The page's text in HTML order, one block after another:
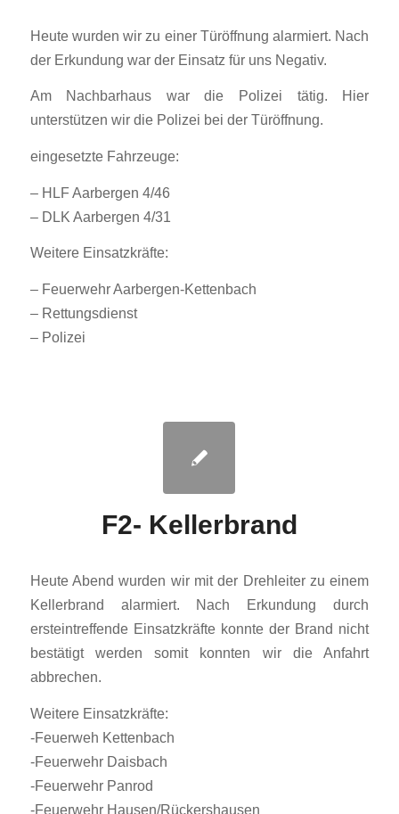
Heute wurden wir zu einer Türöffnung alarmiert. Nach
der Erkundung war der Einsatz für uns Negativ.
Am Nachbarhaus war die Polizei tätig. Hier
unterstützen wir die Polizei bei der Türöffnung.
eingesetzte Fahrzeuge:
– HLF Aarbergen 4/46
– DLK Aarbergen 4/31
Weitere Einsatzkräfte:
– Feuerwehr Aarbergen-Kettenbach
– Rettungsdienst
– Polizei
F2- Kellerbrand
Heute Abend wurden wir mit der Drehleiter zu einem
Kellerbrand alarmiert. Nach Erkundung durch
ersteintreffende Einsatzkräfte konnte der Brand nicht
bestätigt werden somit konnten wir die Anfahrt
abbrechen.
Weitere Einsatzkräfte:
-Feuerweh Kettenbach
-Feuerwehr Daisbach
-Feuerwehr Panrod
-Feuerwehr Hausen/Rückershausen